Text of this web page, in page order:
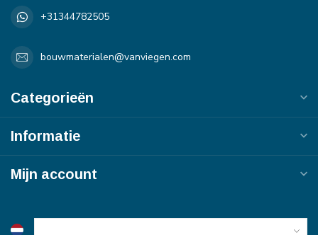
+31344782505
bouwmaterialen@vanviegen.com
Categorieën
Informatie
Mijn account